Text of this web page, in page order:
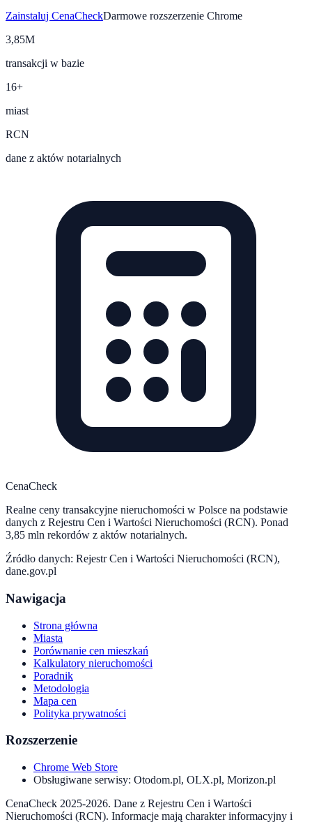
Zainstaluj CenaCheckDarmowe rozszerzenie Chrome
3,85M
transakcji w bazie
16+
miast
RCN
dane z aktów notarialnych
CenaCheck
Realne ceny transakcyjne nieruchomości w Polsce na podstawie
danych z Rejestru Cen i Wartości Nieruchomości (RCN). Ponad
3,85 mln rekordów z aktów notarialnych.
Źródło danych: Rejestr Cen i Wartości Nieruchomości (RCN),
dane.gov.pl
Nawigacja
Strona główna
Miasta
Porównanie cen mieszkań
Kalkulatory nieruchomości
Poradnik
Metodologia
Mapa cen
Polityka prywatności
Rozszerzenie
Chrome Web Store
Obsługiwane serwisy: Otodom.pl, OLX.pl, Morizon.pl
CenaCheck 2025-2026. Dane z Rejestru Cen i Wartości
Nieruchomości (RCN). Informacje mają charakter informacyjny i